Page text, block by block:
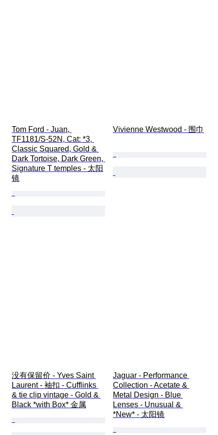
Tom Ford - Juan,
TF1181/S-52N, Cat: *3,
Classic Squared, Gold &
Dark Tortoise, Dark Green,
Signature T temples - 太阳
镜
Vivienne Westwood - 围巾
没有保留价 - Yves Saint
Laurent - 袖扣 - Cufflinks
& tie clip vintage - Gold &
Black *with Box* 金属
Jaguar - Performance
Collection - Acetate &
Metal Design - Blue
Lenses - Unusual &
*New* - 太阳镜